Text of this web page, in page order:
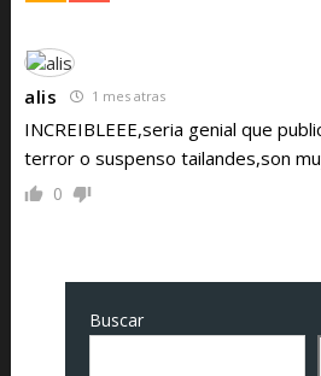
alis 1 mes atras
INCREIBLEEE,seria genial que
terror o suspenso tailandes,son
0
Buscar